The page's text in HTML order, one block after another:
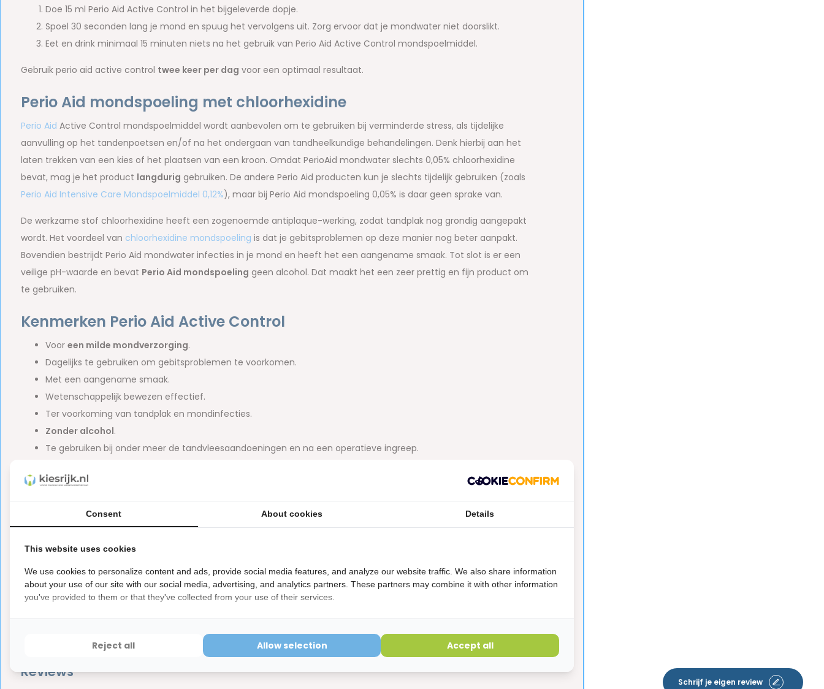
Doe 15 ml Perio Aid Active Control in het bijgeleverde dopje.
Spoel 30 seconden lang je mond en spuug het vervolgens uit. Zorg ervoor dat je mondwater niet doorslikt.
Eet en drink minimaal 15 minuten niets na het gebruik van Perio Aid Active Control mondspoelmiddel.
Gebruik perio aid active control twee keer per dag voor een optimaal resultaat.
Perio Aid mondspoeling met chloorhexidine
Perio Aid Active Control mondspoelmiddel wordt aanbevolen om te gebruiken bij verminderde stress, als tijdelijke
aanvulling op het tandenpoetsen en/of na het ondergaan van tandheelkundige behandelingen. Denk hierbij aan het
laten trekken van een kies of het plaatsen van een kroon. Omdat PerioAid mondwater slechts 0,05% chloorhexidine
bevat, mag je het product langdurig gebruiken. De andere Perio Aid producten kun je slechts tijdelijk gebruiken (zoals
Perio Aid Intensive Care Mondspoelmiddel 0,12%), maar bij Perio Aid mondspoeling 0,05% is daar geen sprake van.
De werkzame stof chloorhexidine heeft een zogenoemde antiplaque-werking, zodat tandplak nog grondig aangepakt
wordt. Het voordeel van chloorhexidine mondspoeling is dat je gebitsproblemen op deze manier nog beter aanpakt.
Bovendien bestrijdt Perio Aid mondwater infecties in je mond en heeft het een aangename smaak. Tot slot is er een
veilige pH-waarde en bevat Perio Aid mondspoeling geen alcohol. Dat maakt het een zeer prettig en fijn product om
te gebruiken.
Kenmerken Perio Aid Active Control
Voor een milde mondverzorging.
Dagelijks te gebruiken om gebitsproblemen te voorkomen.
Met een aangename smaak.
Wetenschappelijk bewezen effectief.
Ter voorkoming van tandplak en mondinfecties.
Zonder alcohol.
Te gebruiken bij onder meer de tandvleesaandoeningen en na een operatieve ingreep.
Inhoud van de verpakking:
1 x Perio Aid Active Control Mondspoeling 0,05% – 500 ml
Merk:Perio Aid
ⓘDit is een hygiëne product met aangepaste retourvoorwaarden
Hygiëneartikelen waarvan de verzegeling na de levering is verbroken kunnen niet geretourneerd worden en
hebben ook een waardevermindering van 100%.
Reviews
Schrijf je eigen review
Consent About cookies Details
This website uses cookies
We use cookies to personalize content and ads, provide social media features, and analyze our website traffic. We also share information
about your use of our site with our social media, advertising, and analytics partners. These partners may combine it with other information
you've provided to them or that they've collected from your use of their services.
Reject all Allow selection Accept all